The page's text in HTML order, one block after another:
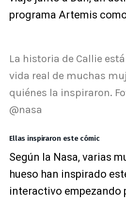
programa Artemis
La historia de Callie
vida real de muchas
quiénes la inspiraron.
@nasa
Ellas inspiraron este cómic
Según la Nasa, varias
hueso han inspirado
interactivo empezando